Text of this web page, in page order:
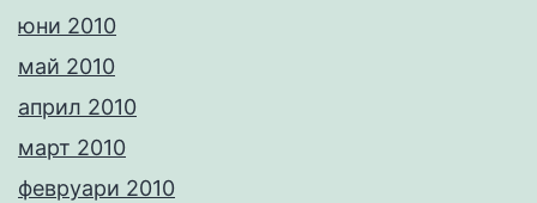
юни 2010
май 2010
април 2010
март 2010
февруари 2010